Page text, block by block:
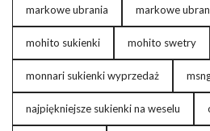
markowe ubrania markowe
mohito sukienki mohito swetry
monnari sukienki wyprzedaż
najpiękniejsze sukienki na weselu